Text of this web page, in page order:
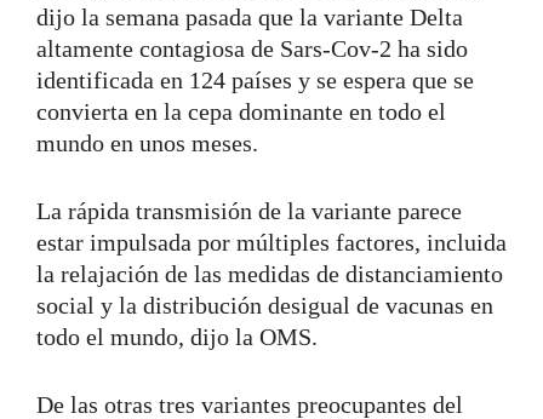
dijo la semana pasada que la variante Delta
altamente contagiosa de Sars-Cov-2 ha sido
identificada en 124 países y se espera que se
convierta en la cepa dominante en todo el
mundo en unos meses.
La rápida transmisión de la variante parece
estar impulsada por múltiples factores, incluida
la relajación de las medidas de distanciamiento
social y la distribución desigual de vacunas en
todo el mundo, dijo la OMS.
De las otras tres variantes preocupantes del